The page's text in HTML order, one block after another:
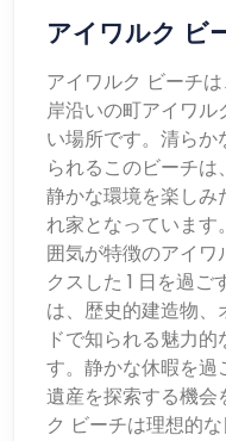
アイワルク ビ
アイワルク ビーチ
岸沿いの町アイワル
い場所です。清ら
られるこのビーチは
静かな環境を楽し
れ家となっています
囲気が特徴のアイワ
クスした 1 日を過
は、歴史的建造物
ドで知られる魅力
す。静かな休暇を
遺産を探索する機
ク ビーチは理想的な